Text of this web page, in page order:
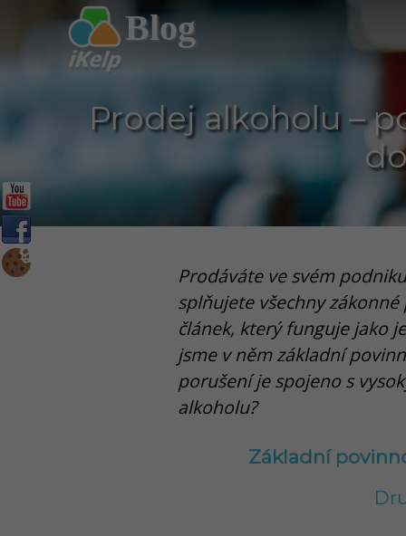
Blog
Prodej alkoholu –
Prodáváte ve svém
splňujete všechny
článek, který funguje jako
jsme v něm základní
porušení je spojeno s
alkoholu?
Základní